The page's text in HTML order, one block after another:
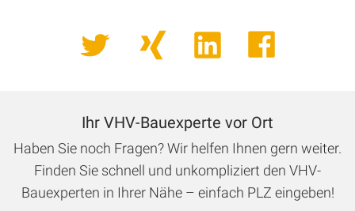
Ihr VHV-Bauexperte vor Ort
Haben Sie noch Fragen? Wir helfen Ihnen gern weiter.
Finden Sie schnell und unkompliziert den VHV-
Bauexperten in Ihrer Nähe – einfach PLZ eingeben!